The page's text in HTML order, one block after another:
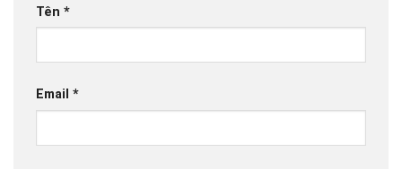
Tên *
Email *